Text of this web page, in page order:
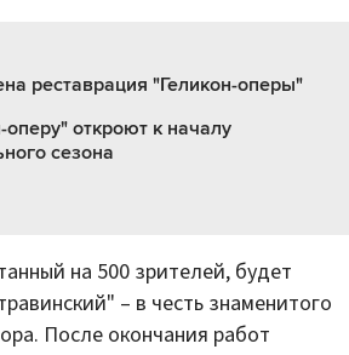
реставрация "Геликон-оперы"
оперу" откроют к началу
сезона
на 500 зрителей, будет
– в честь знаменитого
После окончания работ